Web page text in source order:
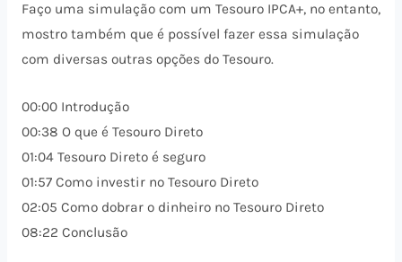
Faço uma simulação com um Tesouro IPCA+, no entanto,
mostro também que é possível fazer essa simulação
com diversas outras opções do Tesouro.
00:00 Introdução
00:38 O que é Tesouro Direto
01:04 Tesouro Direto é seguro
01:57 Como investir no Tesouro Direto
02:05 Como dobrar o dinheiro no Tesouro Direto
08:22 Conclusão